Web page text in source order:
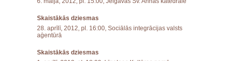
Skaistākās dziesmas
28. aprīlī, 2012, pl. 16:00, Sociālās integrācijas valsts
aģentūrā
Skaistākās dziesmas